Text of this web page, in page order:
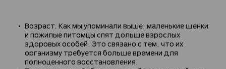
Возраст. Как мы упоминали выше, маленькие щенки
и пожилые питомцы спят дольше взрослых
здоровых особей. Это связано с тем, что их
организму требуется больше времени для
полноценного восстановления.